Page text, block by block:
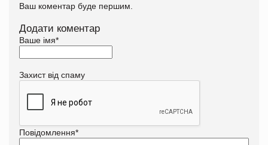
Ваш коментар буде першим.
Додати коментар
Ваше імя*
Захист від спаму
Повідомлення*